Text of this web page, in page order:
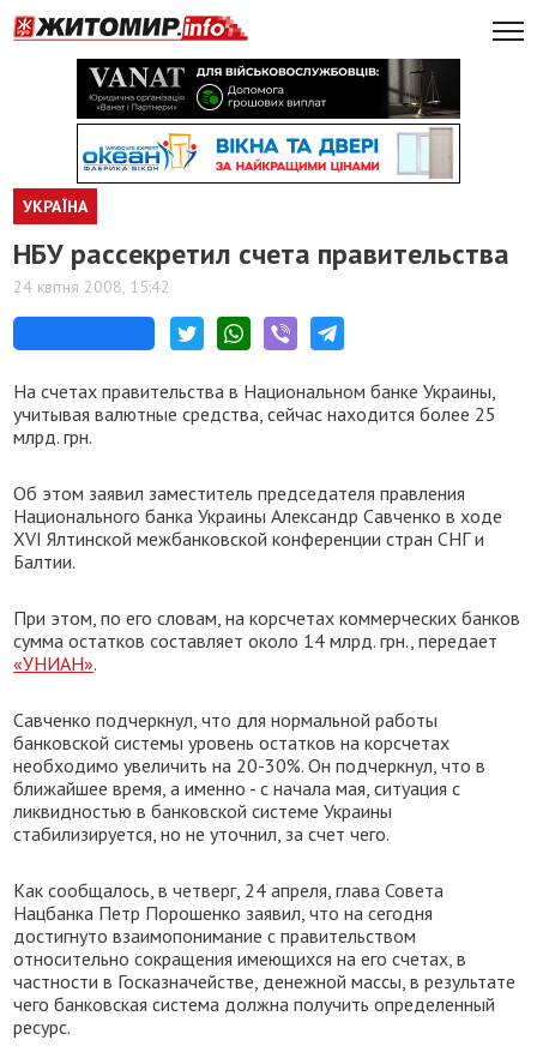
УКРАЇНА
НБУ рассекретил счета правительства
24 квітня 2008, 15:42
На счетах правительства в Национальном банке Украины,
учитывая валютные средства, сейчас находится более 25
млрд. грн.
Об этом заявил заместитель председателя правления
Национального банка Украины Александр Савченко в ходе
XVI Ялтинской межбанковской конференции стран СНГ и
Балтии.
При этом, по его словам, на корсчетах коммерческих банков
сумма остатков составляет около 14 млрд. грн., передает
«УНИАН».
Савченко подчеркнул, что для нормальной работы
банковской системы уровень остатков на корсчетах
необходимо увеличить на 20-30%. Он подчеркнул, что в
ближайшее время, а именно - с начала мая, ситуация с
ликвидностью в банковской системе Украины
стабилизируется, но не уточнил, за счет чего.
Как сообщалось, в четверг, 24 апреля, глава Совета
Нацбанка Петр Порошенко заявил, что на сегодня
достигнуто взаимопонимание с правительством
относительно сокращения имеющихся на его счетах, в
частности в Госказначействе, денежной массы, в результате
чего банковская система должна получить определенный
ресурс.